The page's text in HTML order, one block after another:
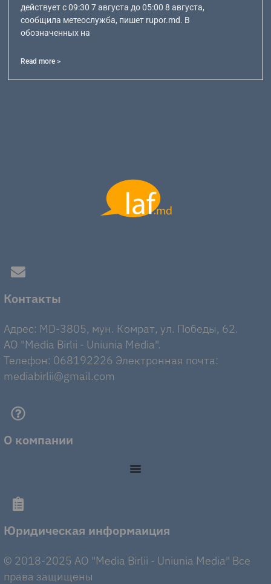
действует с 09:30 7 августа до 05:00 8 августа,
сообщила метеослужба, пишет rupor.md. В
обозначенных на
Read more >
Контакты
Адрес: MD-3805, мун. Комрат, ул. Победы, 62.
AO "Media Birlii - Uniunia Media".
Телефон: 068192226 Электронная почта:
mediabirlii@gmail.com
О компании
Юридическая информаиция
© 2018-2025 AO "Media Birlii - Uniunia Media" Все
права защищены